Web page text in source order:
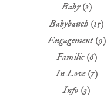
Baby(2)
Babybauch (15)
Engagement(9)
Familie(6)
In Love(7)
Info (3)